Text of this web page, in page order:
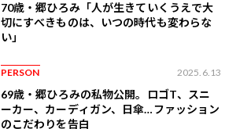
70歳・郷ひろみ「人が生きていくうえで大
切にすべきものは、いつの時代も変わらな
い」
PERSON 2025.6.13
69歳・郷ひろみの私物公開。ロゴT、スニ
ーカー、カーディガン、日傘…ファッション
のこだわりを告白